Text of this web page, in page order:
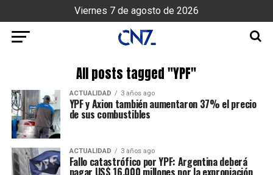
Viernes 7 de agosto de 2026
All posts tagged "YPF"
ACTUALIDAD 3 años ago
YPF y Axion también aumentaron 37% el precio
de sus combustibles
ACTUALIDAD 3 años ago
Fallo catastrófico por YPF: Argentina deberá
pagar US$ 16.000 millones por la expropiación